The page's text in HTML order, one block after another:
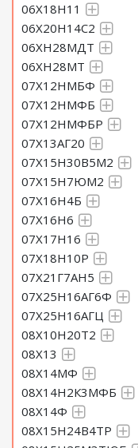
06Х18Н11
06Х20Н14С2
06ХН28МДТ
06ХН28МТ
07Х12НМБФ
07Х12НМФБ
07Х12НМФБР
07Х13АГ20
07Х15Н30В5М2
07Х15Н7ЮМ2
07Х16Н4Б
07Х16Н6
07Х17Н16
07Х18Н10Р
07Х21Г7АН5
07Х25Н16АГ6Ф
07Х25Н16АГЦ
08Х10Н20Т2
08Х13
08Х14МФ
08Х14Н2К3МФБ
08Х14Ф
08Х15Н24В4ТР